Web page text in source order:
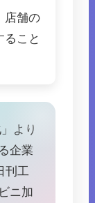
店舗の
ること
より
企業
刊工
ニ加